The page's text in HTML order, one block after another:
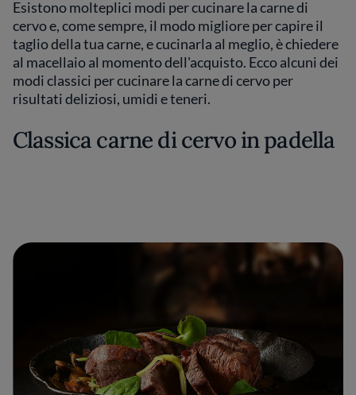
Esistono molteplici modi per cucinare la carne di
cervo e, come sempre, il modo migliore per capire il
taglio della tua carne, e cucinarla al meglio, è chiedere
al macellaio al momento dell'acquisto. Ecco alcuni dei
modi classici per cucinare la carne di cervo per
risultati deliziosi, umidi e teneri.
Classica carne di cervo in padella